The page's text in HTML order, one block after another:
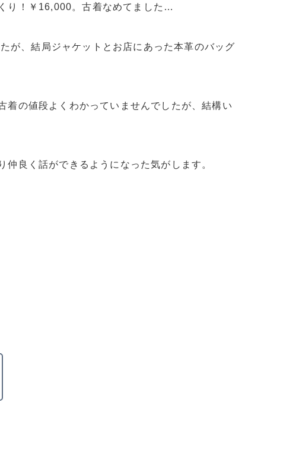
り！￥16,000。古着なめてました…
が、結局ジャケットとお店にあった本革のバッグ
着の値段よくわかっていませんでしたが、結構い
良く話ができるようになった気がします。